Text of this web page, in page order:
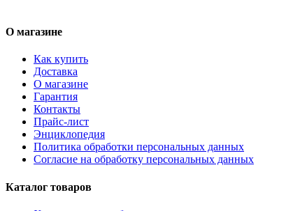
О магазине
Как купить
Доставка
О магазине
Гарантия
Контакты
Прайс-лист
Энциклопедия
Политика обработки персональных данных
Согласие на обработку персональных данных
Каталог товаров